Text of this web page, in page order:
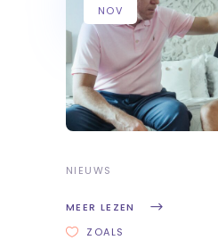
NOV
NIEUWS
MEER LEZEN
ZOALS